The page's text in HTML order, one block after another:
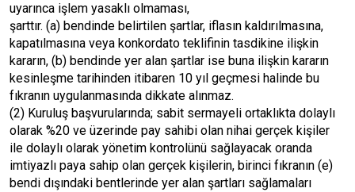
uyarınca işlem yasaklı olmaması,
şarttır. (a) bendinde belirtilen şartlar, iflasın kaldırılmasına,
kapatılmasına veya konkordato teklifinin tasdikine ilişkin
kararın, (b) bendinde yer alan şartlar ise buna ilişkin kararın
kesinleşme tarihinden itibaren 10 yıl geçmesi halinde bu
fıkranın uygulanmasında dikkate alınmaz.
(2) Kuruluş başvurularında; sabit sermayeli ortaklıkta dolaylı
olarak %20 ve üzerinde pay sahibi olan nihai gerçek kişiler
ile dolaylı olarak yönetim kontrolünü sağlayacak oranda
imtiyazlı paya sahip olan gerçek kişilerin, birinci fıkranın (e)
bendi dışındaki bentlerinde yer alan şartları sağlamaları